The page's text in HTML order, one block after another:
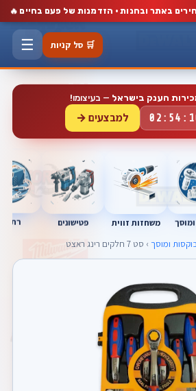
באתר ובחנות · הזדמנות של פעם בחיים 🔥
🛒 סל קניות ☰
הענק בישראל — בעיצומו!
למבצעים →
משחזות זווית פטישונים
ומוסך › סט 7 חלקים רינג ראצט